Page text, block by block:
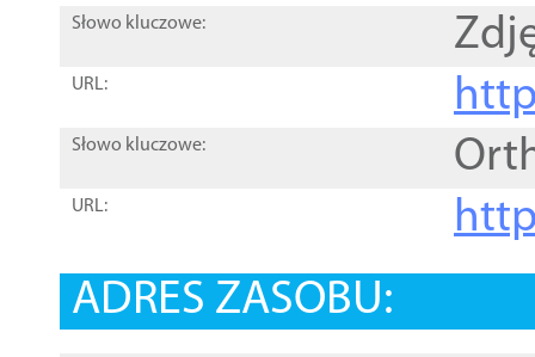
Słowo kluczowe:
URL:
Słowo kluczowe:
URL:
ADRES ZASOBU: